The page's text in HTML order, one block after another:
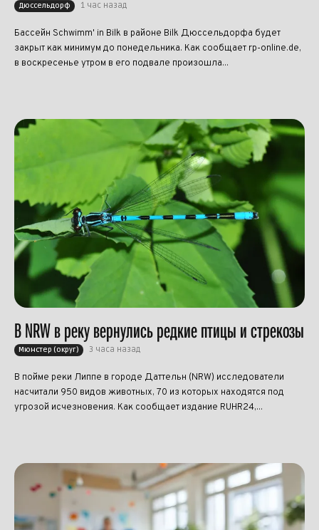
Дюссельдорф 1 час назад
Бассейн Schwimm' in Bilk в районе Bilk Дюссельдорфа будет
закрыт как минимум до понедельника. Как сообщает rp-online.de,
в воскресенье утром в его подвале произошла...
В NRW в реку вернулись редкие птицы и стрекозы
Мюнстер (округ) 3 часа назад
В пойме реки Липпе в городе Даттельн (NRW) исследователи
насчитали 950 видов животных, 70 из которых находятся под
угрозой исчезновения. Как сообщает издание RUHR24,...